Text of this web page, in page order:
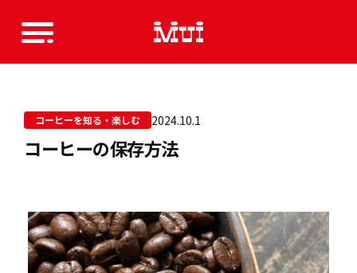
コーヒーを知る・楽しむ 2024.10.1
コーヒーの保存方法